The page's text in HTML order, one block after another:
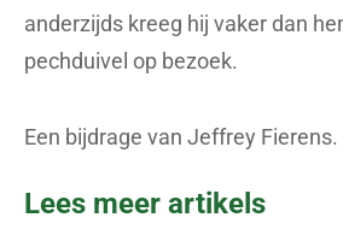
anderzijds kreeg hij vaker dan
pechduivel op bezoek.
Een bijdrage van Jeffrey Fierens.
Lees meer artikels